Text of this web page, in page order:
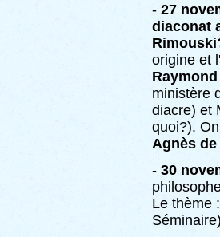
- 27
diaconat
origine et
Raymond
ministère
diacre) et
quoi?).
Agnès de
- 30
Le thème :